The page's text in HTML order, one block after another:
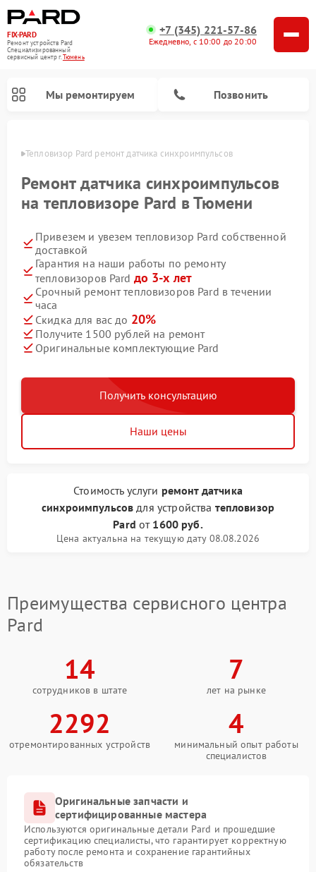
FIX-PARD
Ремонт устройств Pard
Специализированный
cервисный центр г.Тюмень
+7 (345) 221-57-86
Ежедневно, с 10:00 до 20:00
Мы ремонтируем Позвонить
Тепловизор Pard ремонт датчика синхроимпульсов
Ремонт датчика синхроимпульсов
на тепловизоре Pard в Тюмени
Привезем и увезем тепловизор Pard собственной
доставкой
Гарантия на наши работы по ремонту
тепловизоров Pard до 3-х лет
Срочный ремонт тепловизоров Pard в течении
часа
Скидка для вас до 20%
Получите 1500 рублей на ремонт
Оригинальные комплектующие Pard
Получить консультацию
Наши цены
Стоимость услуги ремонт датчика
синхроимпульсов для устройства тепловизор
Pard от 1600 руб.
Цена актуальна на текущую дату 08.08.2026
Преимущества сервисного центра
Pard
14
сотрудников в штате
7
лет на рынке
2292
отремонтированных устройств
4
минимальный опыт работы
специалистов
Оригинальные запчасти и
сертифицированные мастера
Используются оригинальные детали Pard и прошедшие
сертификацию специалисты, что гарантирует корректную
работу после ремонта и сохранение гарантийных
обязательств